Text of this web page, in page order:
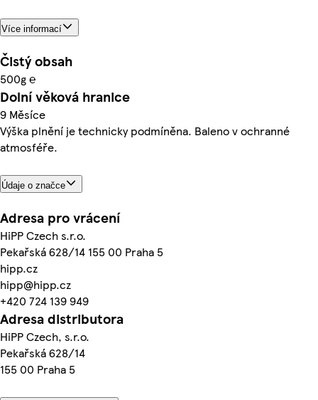
Více informací
Čistý obsah
500g ℮
Dolní věková hranice
9 Měsíce
Výška plnění je technicky podmíněna. Baleno v ochranné
atmosféře.
Údaje o značce
Adresa pro vrácení
HiPP Czech s.r.o.
Pekařská 628/14 155 00 Praha 5
hipp.cz
hipp@hipp.cz
+420 724 139 949
Adresa distributora
HiPP Czech, s.r.o.
Pekařská 628/14
155 00 Praha 5